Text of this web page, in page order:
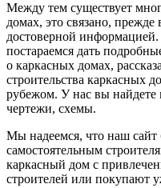
Между тем существует
домах, это связано, прежде
достоверной
постараемся дать
о каркасных домах,
строительства каркасных
рубежом. У нас вы найдете
чертежи, схемы.
Мы надеемся, что наш сайт
самостоятельным
каркасный дом с
строителей или покупают